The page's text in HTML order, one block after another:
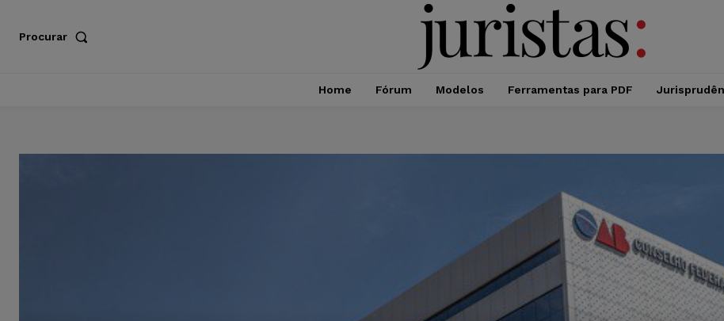
Procurar
Home Fórum Modelos Ferramentas para PDF